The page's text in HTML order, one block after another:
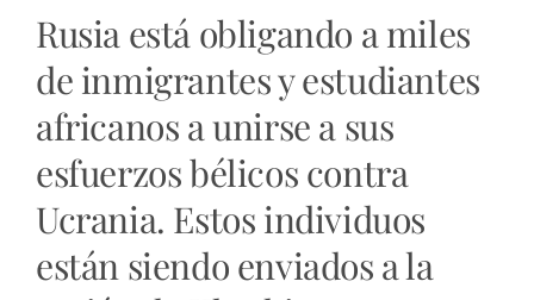
Rusia está obligando a miles
de inmigrantes y estudiantes
africanos a unirse a sus
esfuerzos bélicos contra
Ucrania. Estos individuos
están siendo enviados a la